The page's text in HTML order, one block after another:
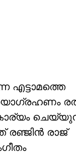
എട്ടാമത്തെ
രഞ്ജിൻ രാജ്